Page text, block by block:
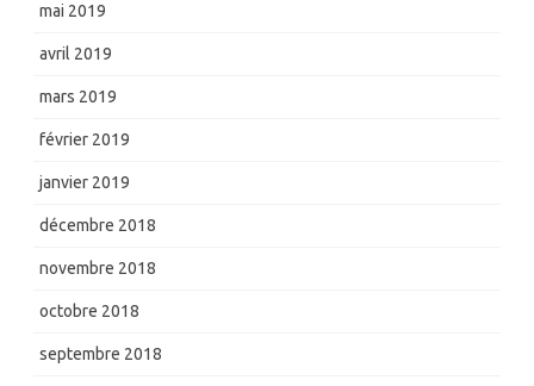
mai 2019
avril 2019
mars 2019
février 2019
janvier 2019
décembre 2018
novembre 2018
octobre 2018
septembre 2018